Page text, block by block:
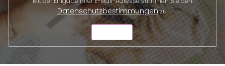
Datenschutzbestimmungenzu.